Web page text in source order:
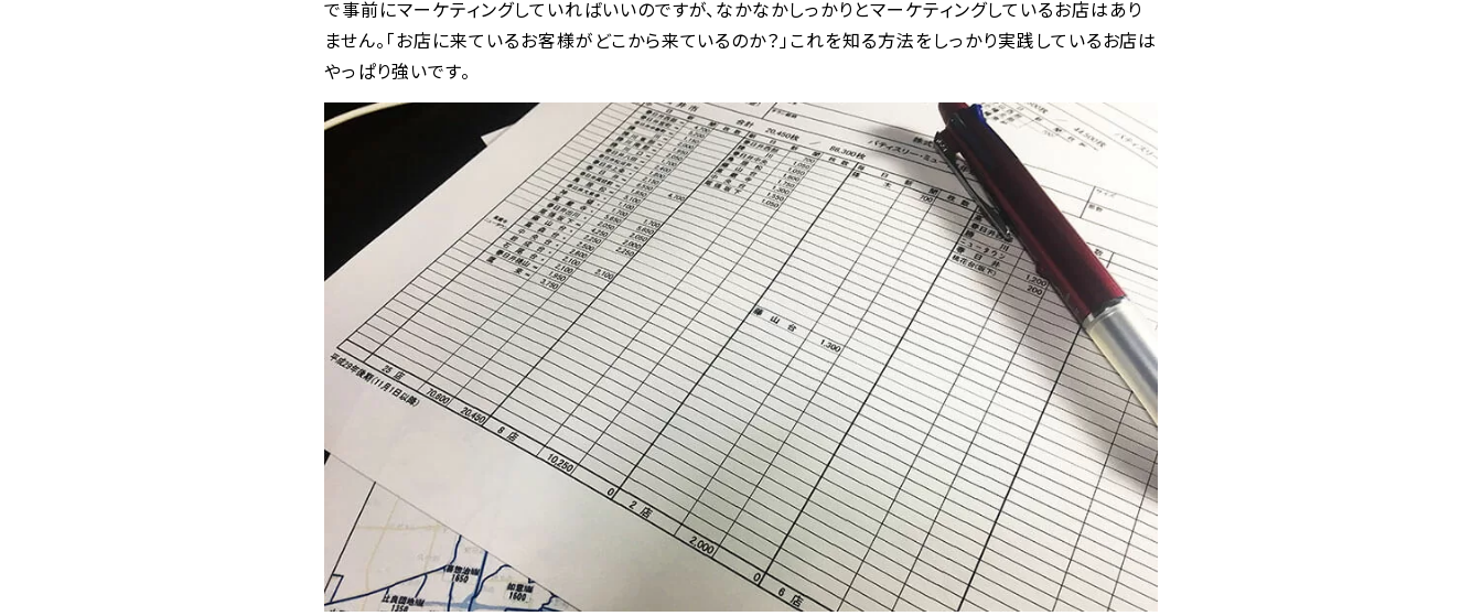
で事前にマーケティングしていればいいのですが、なかなかしっかりとマーケティングしているお店はあり
ません。「お店に来ているお客様がどこから来ているのか？」これを知る方法をしっかり実践しているお店は
やっぱり強いです。